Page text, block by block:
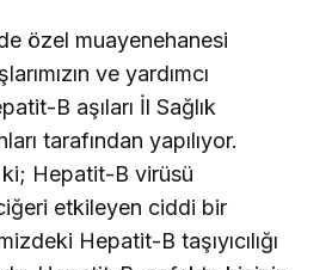
özel muayenehanesi
ve yardımcı
B aşıları İl Sağlık
tarafından yapılıyor.
Hepatit-B virüsü
etkileyen ciddi bir
Hepatit-B taşıyıcılığı